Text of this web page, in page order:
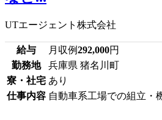
UTエージェント株式会社
給与 月収例292,000円
勤務地
兵庫県 猪名川町
寮・社宅 あり
仕事内容 自動車系工場での組立・